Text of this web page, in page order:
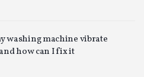
washing machine vibrate
how can I fix it